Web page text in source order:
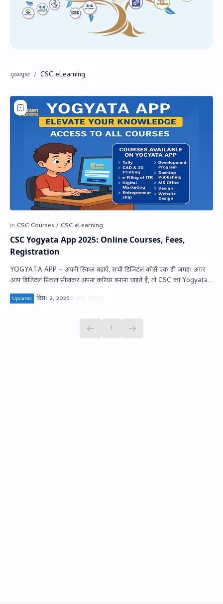
CSC eLearning
CSC Yogyata App 2025: Online Courses, Fees,
Registration
YOGYATA APP – अपनी स्किल बढ़ाएँ, सभी डिजिटल कोर्स एक ही जगह! अगर
आप डिजिटल स्किल सीखकर अपना करियर बनाना चाहते हैं, तो CSC का Yogyata
…